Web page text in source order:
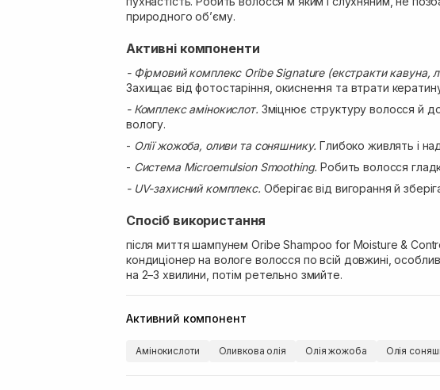
природного об’єму.
Активні компоненти
- Фірмовий комплекс Oribe Signature (екстракти кавуна,
Захищає від фотостаріння, окиснення та втрати
- Комплекс амінокислот. Зміцнює структуру волосся й
вологу.
- Олії жожоба, оливи та соняшнику.Глибоко живлять і
- Система Microemulsion Smoothing. Робить волосся
- UV-захисний комплекс. Оберігає від вигорання й
Спосіб використання
після миття шампунем Oribe Shampoo for Moisture &
кондиціонер на вологе волосся по всій довжині,
на 2–3 хвилини, потім ретельно змийте.
Активний компонент
Амінокислоти Оливкова олія Олія жожоба Олія